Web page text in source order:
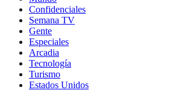
Confidenciales
Semana TV
Gente
Especiales
Arcadia
Tecnología
Turismo
Estados Unidos